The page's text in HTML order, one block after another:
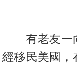
產
有老友一向
經移民美國，